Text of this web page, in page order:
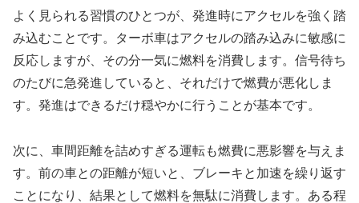
よく見られる習慣のひとつが、発進時にアクセルを強く踏
み込むことです。ターボ車はアクセルの踏み込みに敏感に
反応しますが、その分一気に燃料を消費します。信号待ち
のたびに急発進していると、それだけで燃費が悪化しま
す。発進はできるだけ穏やかに行うことが基本です。
次に、車間距離を詰めすぎる運転も燃費に悪影響を与えま
す。前の車との距離が短いと、ブレーキと加速を繰り返す
ことになり、結果として燃料を無駄に消費します。ある程